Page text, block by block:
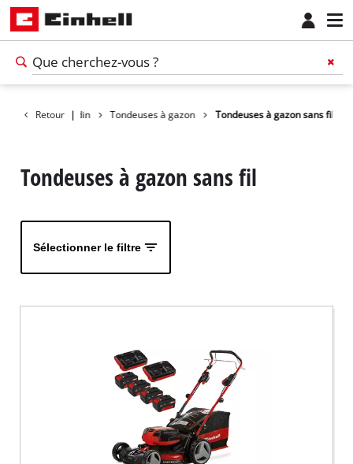
Retour |
Produits Jardin Tondeuses à gazon Tondeuses à gazon sans fil
Tondeuses à gazon sans fil
Sélectionner le filtre